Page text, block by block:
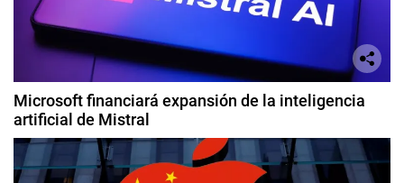
Microsoft financiará expansión de la inteligencia
artificial de Mistral